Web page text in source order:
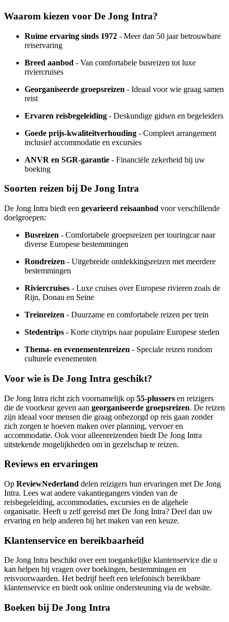
Waarom kiezen voor De Jong Intra?
Ruime ervaring sinds 1972 - Meer dan 50 jaar betrouwbare
reiservaring
Breed aanbod - Van comfortabele busreizen tot luxe
riviercruises
Georganiseerde groepsreizen - Ideaal voor wie graag samen
reist
Ervaren reisbegeleiding - Deskundige gidsen en begeleiders
Goede prijs-kwaliteitverhouding - Compleet arrangement
inclusief accommodatie en excursies
ANVR en SGR-garantie - Financiële zekerheid bij uw
boeking
Soorten reizen bij De Jong Intra
De Jong Intra biedt een gevarieerd reisaanbod voor verschillende
doelgroepen:
Busreizen - Comfortabele groepsreizen per touringcar naar
diverse Europese bestemmingen
Rondreizen - Uitgebreide ontdekkingsreizen met meerdere
bestemmingen
Riviercruises - Luxe cruises over Europese rivieren zoals de
Rijn, Donau en Seine
Treinreizen - Duurzame en comfortabele reizen per trein
Stedentrips - Korte citytrips naar populaire Europese steden
Thema- en evenementenreizen - Speciale reizen rondom
culturele evenementen
Voor wie is De Jong Intra geschikt?
De Jong Intra richt zich voornamelijk op 55-plussers en reizigers
die de voorkeur geven aan georganiseerde groepsreizen. De reizen
zijn ideaal voor mensen die graag onbezorgd op reis gaan zonder
zich zorgen te hoeven maken over planning, vervoer en
accommodatie. Ook voor alleenreizenden biedt De Jong Intra
uitstekende mogelijkheden om in gezelschap te reizen.
Reviews en ervaringen
Op ReviewNederland delen reizigers hun ervaringen met De Jong
Intra. Lees wat andere vakantiegangers vinden van de
reisbegeleiding, accommodaties, excursies en de algehele
organisatie. Heeft u zelf gereisd met De Jong Intra? Deel dan uw
ervaring en help anderen bij het maken van een keuze.
Klantenservice en bereikbaarheid
De Jong Intra beschikt over een toegankelijke klantenservice die u
kan helpen bij vragen over boekingen, bestemmingen en
reisvoorwaarden. Het bedrijf heeft een telefonisch bereikbare
klantenservice en biedt ook online ondersteuning via de website.
Boeken bij De Jong Intra